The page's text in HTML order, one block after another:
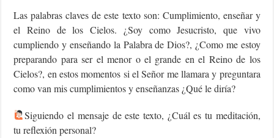
Las palabras claves de este texto son: Cumplimiento, enseñar y
el Reino de los Cielos. ¿Soy como Jesucristo, que vivo
cumpliendo y enseñando la Palabra de Dios?, ¿Como me estoy
preparando para ser el menor o el grande en el Reino de los
Cielos?, en estos momentos si el Señor me llamara y preguntara
como van mis cumplimientos y enseñanzas ¿Qué le diría?
Siguiendo el mensaje de este texto, ¿Cuál es tu meditación,
tu reflexión personal?